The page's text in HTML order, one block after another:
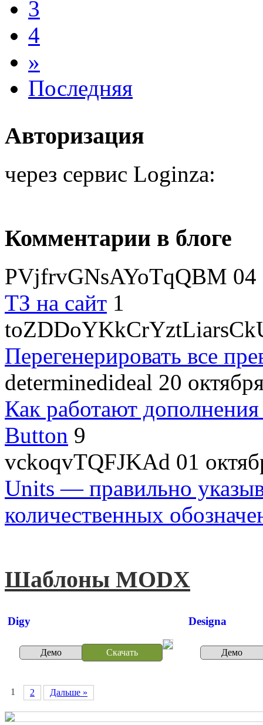
3
4
»
Последняя
Авторизация
через сервис Loginza:
Комментарии в блоге
PVjfrvGNsAYoTqQBM 04
ТЗ на сайт 1
Перегенерировать все
determinedideal 20
Как работают
Button 9
vckoqvTQFJKAd 01
Units — правильно
количественных
Шаблоны MODX
Digy
Демо Скачать
Designa
Демо
1 2 Дальше »